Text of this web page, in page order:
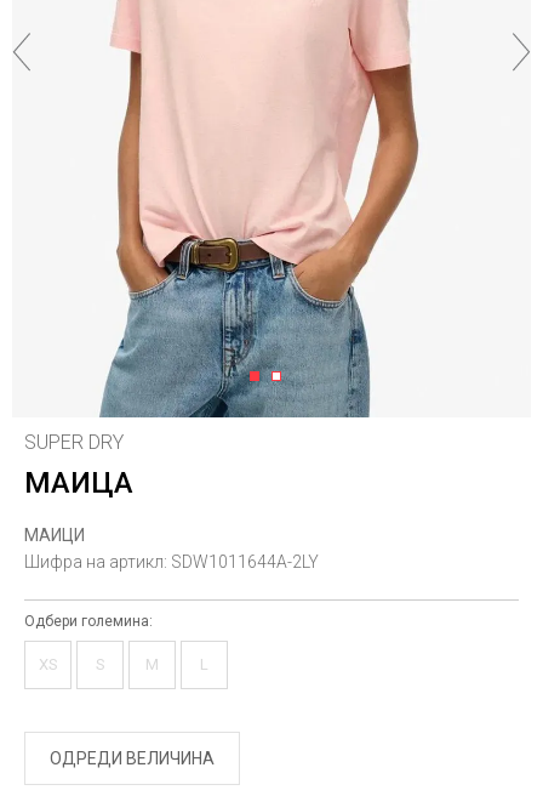
1 2
SUPER DRY
МАИЦА
МАИЦИ
Шифра на артикл: SDW1011644A-2LY
Одбери големина:
XS S M L
ОДРЕДИ ВЕЛИЧИНА